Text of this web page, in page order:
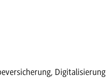
Digitalisierung